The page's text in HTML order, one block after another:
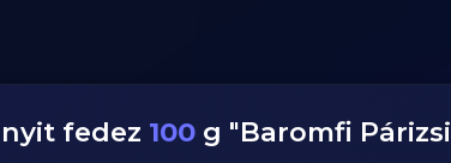
fedez 100 g "Baromfi Párizsi